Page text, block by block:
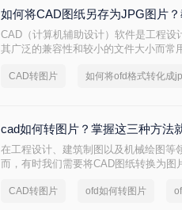
如何将CAD图纸另存为JPG图片
CAD（计算机辅助设计）软件是工程
其广泛的兼容性和较小的文件大小而常
何将CAD图纸另存为JPG图片呢？以
CAD转图片 如何将ofd格式转化成
cad如何转图片？掌握这三种方法
在工程设计、建筑制图以及机械绘图等
而，有时我们需要将CAD图纸转换为图
行编辑和传输。那么CAD如何转图片
CAD转图片 ofd如何转图片